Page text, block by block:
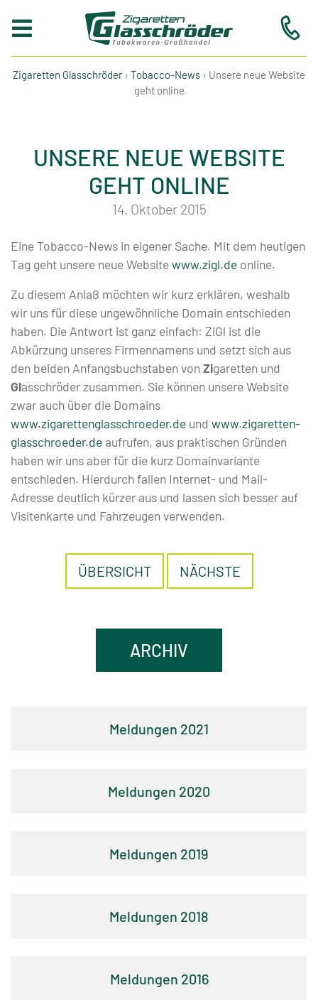
Service-
Paket
Sortiment
Zigaretten
Zigarillos
&
Zigarren
Feinschnitt
Pfeifentabak
Shishatabak
Schnupftabak
Raucherzubehör
Großhandel
Mitgliedschaften
Zigaretten Glasschröder › Tobacco-News › Unsere neue Website
geht online
UNSERE NEUE WEBSITE
GEHT ONLINE
14. Oktober 2015
Eine Tobacco-News in eigener Sache. Mit dem heutigen
Tag geht unsere neue Websitewww.zigl.de online.
Zu diesem Anlaß möchten wir kurz erklären, weshalb
wir uns für diese ungewöhnliche Domain entschieden
haben. Die Antwort ist ganz einfach: ZiGl ist die
Abkürzung unseres Firmennamens und setzt sich aus
den beiden Anfangsbuchstaben vonZigaretten und
Glasschröder zusammen. Sie können unsere Website
zwar auch über die Domains
www.zigarettenglasschroeder.de und www.zigaretten-
glasschroeder.de aufrufen, aus praktischen Gründen
haben wir uns aber für die kurz Domainvariante
entschieden. Hierdurch fallen Internet- und Mail-
Adresse deutlich kürzer aus und lassen sich besser auf
Visitenkarte und Fahrzeugen verwenden.
ÜBERSICHT NÄCHSTE
ARCHIV
2021
2020
2019
2018
2016